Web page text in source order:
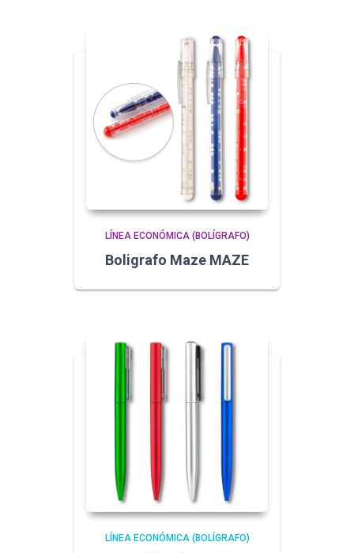
LÍNEA ECONÓMICA (BOLÍGRAFO)
Boligrafo Maze MAZE
LÍNEA ECONÓMICA (BOLÍGRAFO)